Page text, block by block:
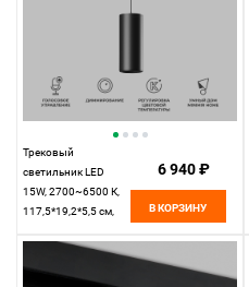
Трековый
светильник LED
15W, 2700~6500 К,
117,5*19,2*5,5 см,
Elektrostandard Slim
Magnetic 85073/01
6 940 ₽
В КОРЗИНУ